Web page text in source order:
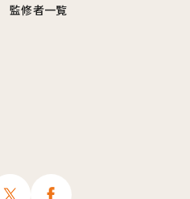
監修者一覧